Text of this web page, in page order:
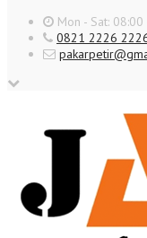
Mon - Sat: 08:00
0821 2226